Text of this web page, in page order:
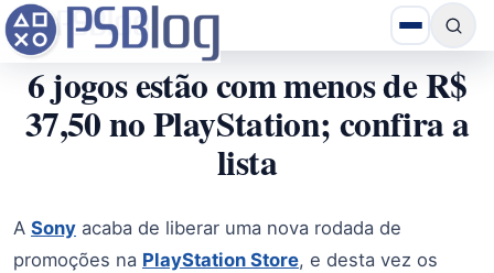
6 jogos estão com menos de R$
37,50 no PlayStation; confira a
lista
A Sony acaba de liberar uma nova rodada de
promoções na PlayStation Store, e desta vez os